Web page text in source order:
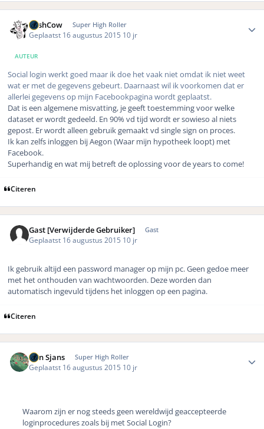
CashCow Super High Roller
Geplaatst 16 augustus 2015 10 jr
AUTEUR
Social login werkt goed maar ik doe het vaak niet omdat ik niet weet
wat er met de gegevens gebeurt. Daarnaast wil ik voorkomen dat er
allerlei gegevens op mijn Facebookpagina wordt geplaatst.
Dat is een algemene misvatting, je geeft toestemming voor welke
dataset er wordt gedeeld. En 90% vd tijd wordt er sowieso al niets
gepost. Er wordt alleen gebruik gemaakt vd single sign on proces.
Ik kan zelfs inloggen bij Aegon (Waar mijn hypotheek loopt) met
Facebook.
Superhandig en wat mij betreft de oplossing voor de years to come!
Citeren
Gast [Verwijderde Gebruiker] Gast
Geplaatst 16 augustus 2015 10 jr
Ik gebruik altijd een password manager op mijn pc. Geen gedoe meer
met het onthouden van wachtwoorden. Deze worden dan
automatisch ingevuld tijdens het inloggen op een pagina.
Citeren
Bon Sjans Super High Roller
Geplaatst 16 augustus 2015 10 jr
Waarom zijn er nog steeds geen wereldwijd geaccepteerde
loginprocedures zoals bij met Social Login?